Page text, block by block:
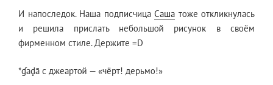
И напоследок. Наша подписчица Саша тоже откликнулась
и решила прислать небольшой рисунок в своём
фирменном стиле. Держите =D
*ɠaḑā с джеартой — «чёрт! дерьмо!»